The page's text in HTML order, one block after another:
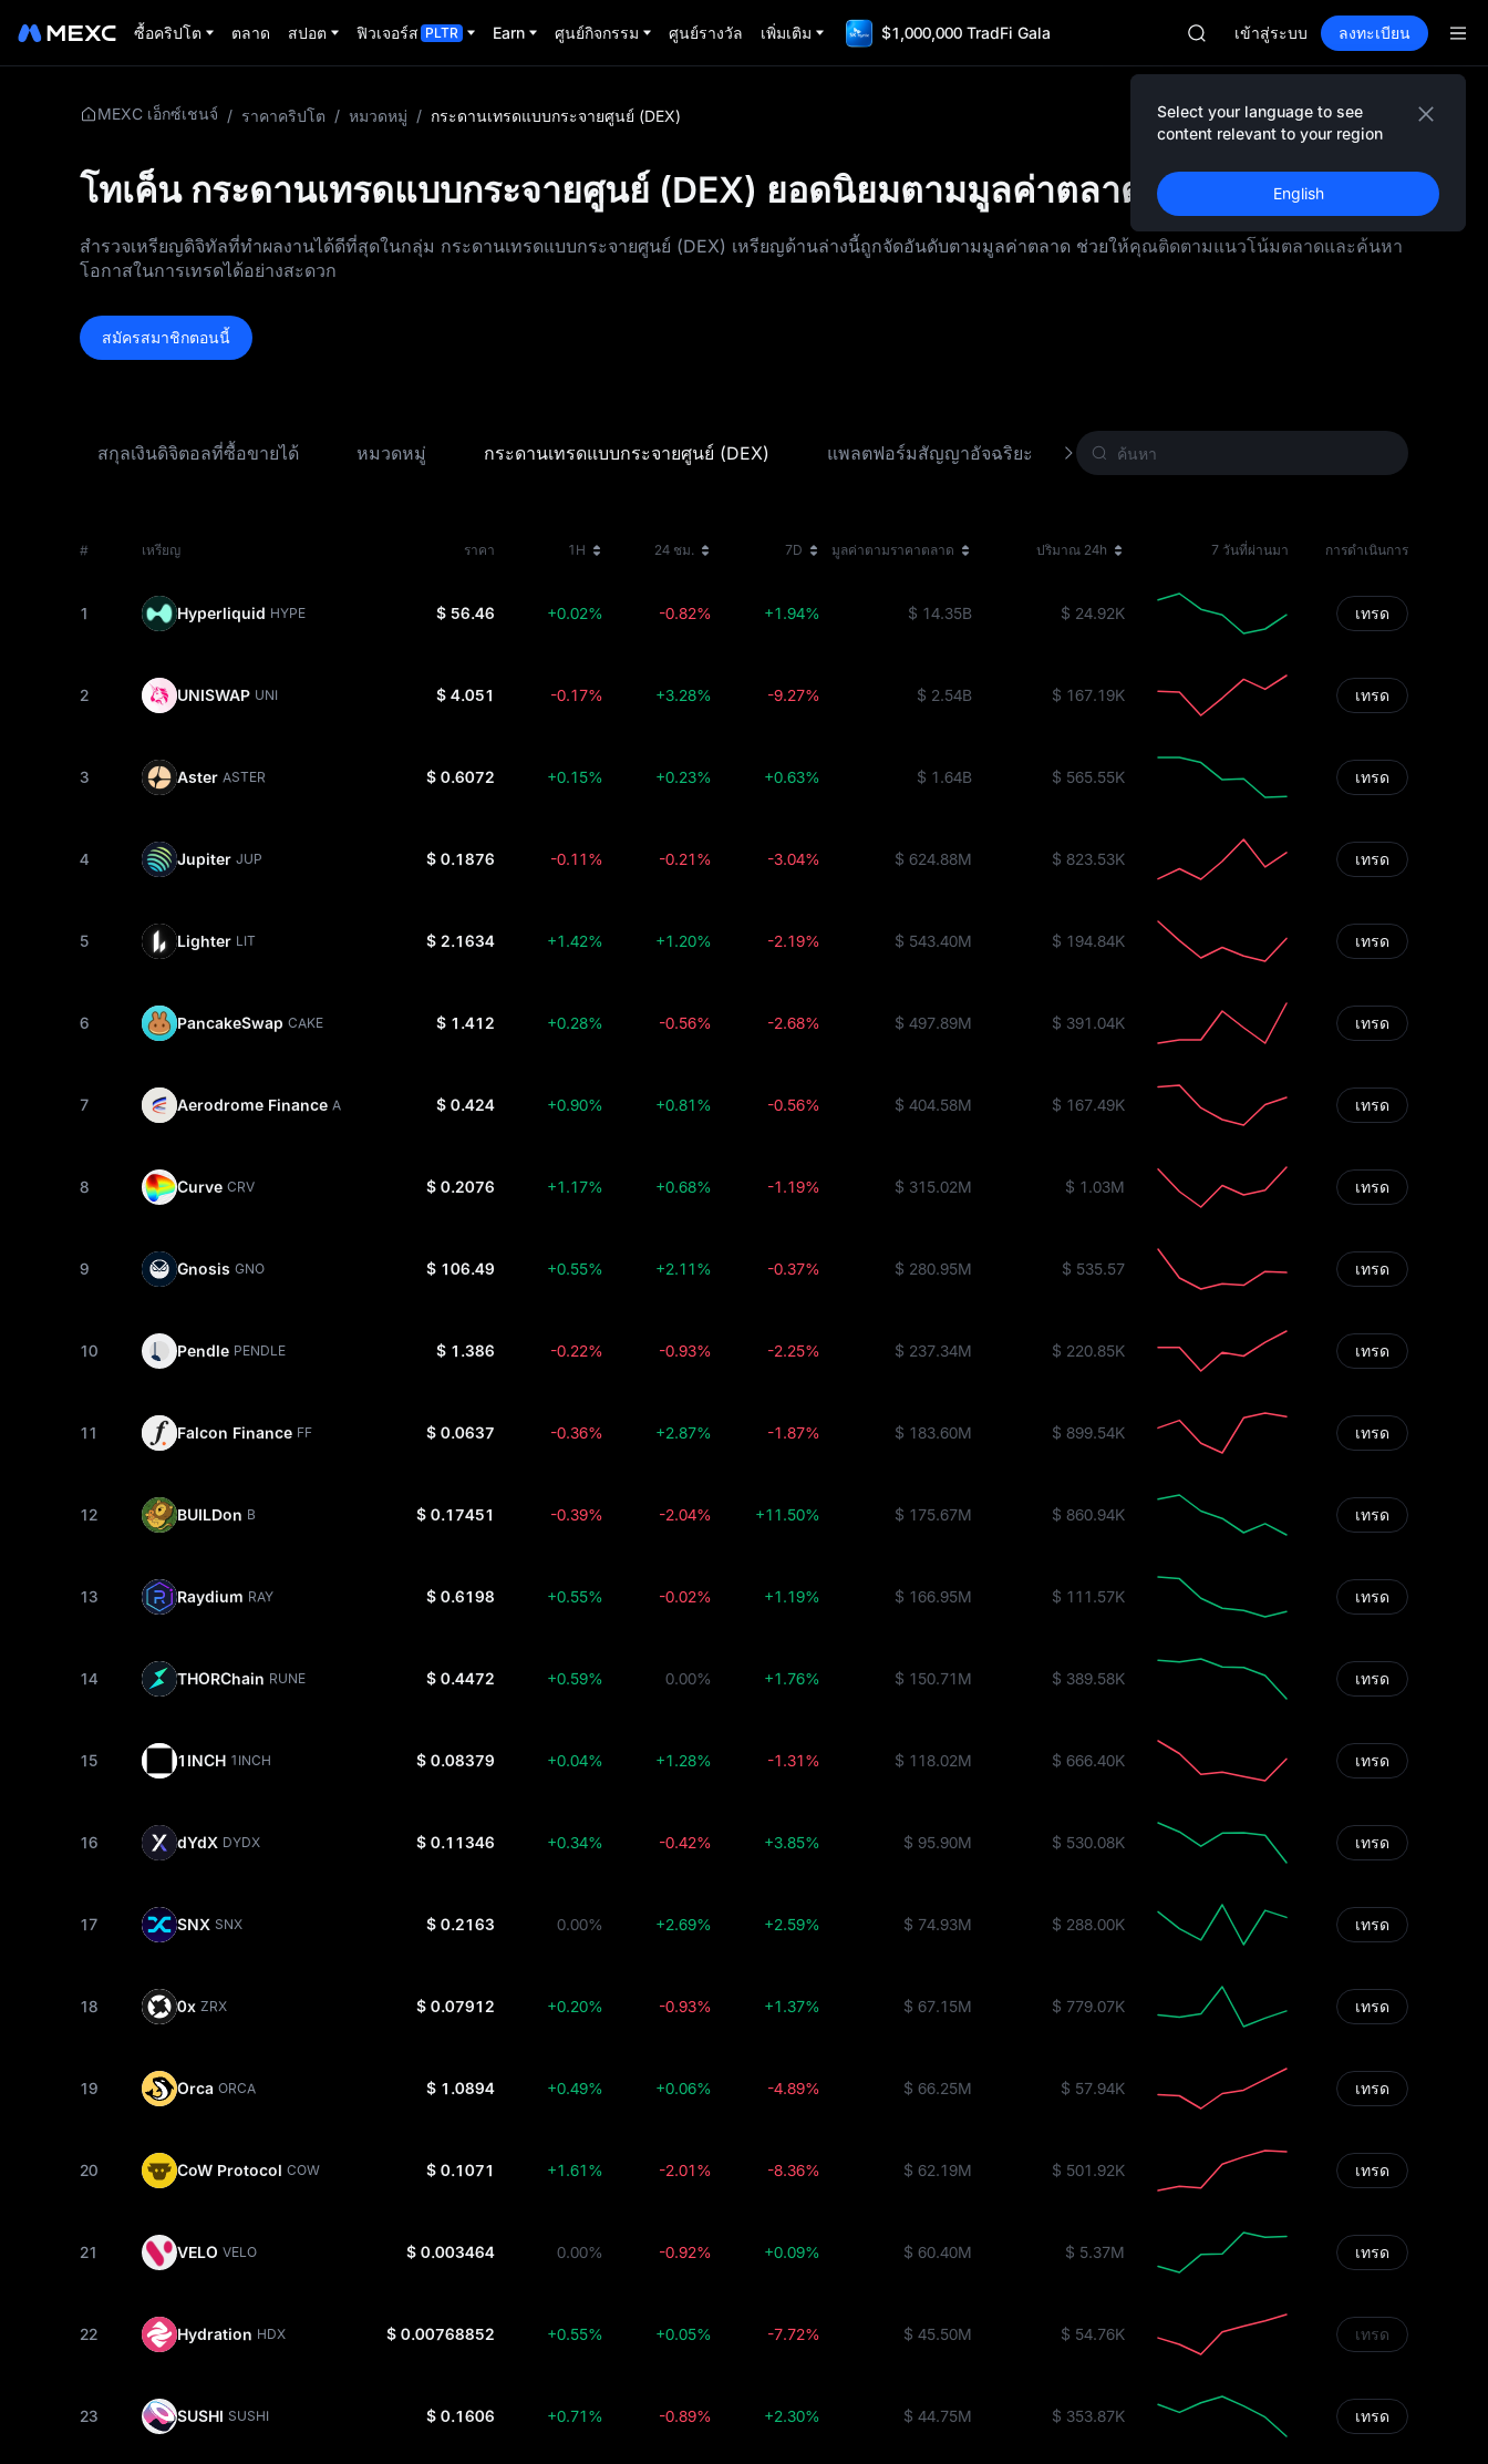
ซื้อคริปโต ตลาด สปอต ฟิวเจอร์ส PLTR Earn ศูนย์กิจกรรม ศูนย์รางวัล เพิ่มเติม $1,000,000 TradFi Gala
HEI
ฟิวเจอร์สยูนิตรีเปิดให้เทรดแล้ว
BLESS
UNITREE
ฟิวเจอร์สยูนิตรีเปิดให้เทรดแล้ว
เข้าสู่ระบบ ลงทะเบียน
Select your language to see
content relevant to your region
English
MEXC เอ็กซ์เชนจ์ / ราคาคริปโต / หมวดหมู่ / กระดานเทรดแบบกระจายศูนย์ (DEX)
โทเค็น กระดานเทรดแบบกระจายศูนย์ (DEX) ยอดนิยมตามมูลค่าตลาด
สำรวจเหรียญดิจิทัลที่ทำผลงานได้ดีที่สุดในกลุ่ม กระดานเทรดแบบกระจายศูนย์ (DEX) เหรียญด้านล่างนี้ถูกจัดอันดับตามมูลค่าตลาด ช่วยให้คุณติดตามแนวโน้มตลาดและค้นหา
โอกาสในการเทรดได้อย่างสะดวก
สมัครสมาชิกตอนนี้
สกุลเงินดิจิตอลที่ซื้อขายได้ หมวดหมู่ กระดานเทรดแบบกระจายศูนย์ (DEX) แพลตฟอร์มสัญญาอัจฉริยะ เลเยอร์ 1 (L1) การพิสูจน์ด้วยการทำงาน
# เหรียญ ราคา 1H 24 ชม. 7D มูลค่าตามราคาตลาด ปริมาณ 24h 7 วันที่ผ่านมา การดำเนินการ
1 Hyperliquid HYPE $ 56.46 +0.02% -0.82% +1.94% $ 14.35B $ 24.92K เทรด
2 UNISWAP UNI $ 4.051 -0.17% +3.28% -9.27% $ 2.54B $ 167.19K เทรด
3 Aster ASTER $ 0.6072 +0.15% +0.23% +0.63% $ 1.64B $ 565.55K เทรด
4 Jupiter JUP $ 0.1876 -0.11% -0.21% -3.04% $ 624.88M $ 823.53K เทรด
5 Lighter LIT $ 2.1634 +1.42% +1.20% -2.19% $ 543.40M $ 194.84K เทรด
6 PancakeSwap CAKE $ 1.412 +0.28% -0.56% -2.68% $ 497.89M $ 391.04K เทรด
7 Aerodrome Finance AERO $ 0.424 +0.90% +0.81% -0.56% $ 404.58M $ 167.49K เทรด
8 Curve CRV $ 0.2076 +1.17% +0.68% -1.19% $ 315.02M $ 1.03M เทรด
9 Gnosis GNO $ 106.49 +0.55% +2.11% -0.37% $ 280.95M $ 535.57 เทรด
10 Pendle PENDLE $ 1.386 -0.22% -0.93% -2.25% $ 237.34M $ 220.85K เทรด
11 Falcon Finance FF $ 0.0637 -0.36% +2.87% -1.87% $ 183.60M $ 899.54K เทรด
12 BUILDon B $ 0.17451 -0.39% -2.04% +11.50% $ 175.67M $ 860.94K เทรด
13 Raydium RAY $ 0.6198 +0.55% -0.02% +1.19% $ 166.95M $ 111.57K เทรด
14 THORChain RUNE $ 0.4472 +0.59% 0.00% +1.76% $ 150.71M $ 389.58K เทรด
15 1INCH 1INCH $ 0.08379 +0.04% +1.28% -1.31% $ 118.02M $ 666.40K เทรด
16 dYdX DYDX $ 0.11346 +0.34% -0.42% +3.85% $ 95.90M $ 530.08K เทรด
17 SNX SNX $ 0.2163 0.00% +2.69% +2.59% $ 74.93M $ 288.00K เทรด
18 0x ZRX $ 0.07912 +0.20% -0.93% +1.37% $ 67.15M $ 779.07K เทรด
19 Orca ORCA $ 1.0894 +0.49% +0.06% -4.89% $ 66.25M $ 57.94K เทรด
20 CoW Protocol COW $ 0.1071 +1.61% -2.01% -8.36% $ 62.19M $ 501.92K เทรด
21 VELO VELO $ 0.003464 0.00% -0.92% +0.09% $ 60.40M $ 5.37M เทรด
22 Hydration HDX $ 0.00768852 +0.55% +0.05% -7.72% $ 45.50M $ 54.76K เทรด
23 SUSHI SUSHI $ 0.1606 +0.71% -0.89% +2.30% $ 44.75M $ 353.87K เทรด